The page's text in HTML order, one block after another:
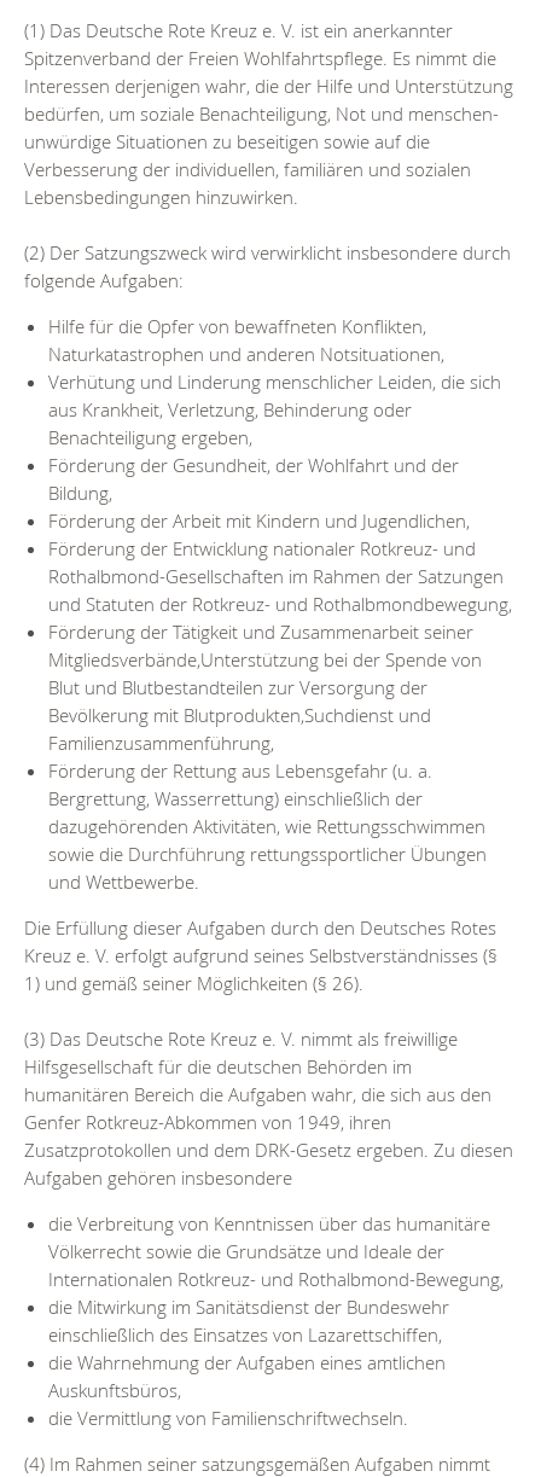
(1) Das Deutsche Rote Kreuz e. V. ist ein anerkannter
Spitzenverband der Freien Wohlfahrtspflege. Es nimmt die
Interessen derjenigen wahr, die der Hilfe und Unterstützung
bedürfen, um soziale Benachteiligung, Not und menschen-
unwürdige Situationen zu beseitigen sowie auf die
Verbesserung der individuellen, familiären und sozialen
Lebensbedingungen hinzuwirken.
(2) Der Satzungszweck wird verwirklicht insbesondere durch
folgende Aufgaben:
Hilfe für die Opfer von bewaffneten Konflikten,
Naturkatastrophen und anderen Notsituationen,
Verhütung und Linderung menschlicher Leiden, die sich
aus Krankheit, Verletzung, Behinderung oder
Benachteiligung ergeben,
Förderung der Gesundheit, der Wohlfahrt und der
Bildung,
Förderung der Arbeit mit Kindern und Jugendlichen,
Förderung der Entwicklung nationaler Rotkreuz- und
Rothalbmond-Gesellschaften im Rahmen der Satzungen
und Statuten der Rotkreuz- und Rothalbmondbewegung,
Förderung der Tätigkeit und Zusammenarbeit seiner
Mitgliedsverbände,Unterstützung bei der Spende von
Blut und Blutbestandteilen zur Versorgung der
Bevölkerung mit Blutprodukten,Suchdienst und
Familienzusammenführung,
Förderung der Rettung aus Lebensgefahr (u. a.
Bergrettung, Wasserrettung) einschließlich der
dazugehörenden Aktivitäten, wie Rettungsschwimmen
sowie die Durchführung rettungssportlicher Übungen
und Wettbewerbe.
Die Erfüllung dieser Aufgaben durch den Deutsches Rotes
Kreuz e. V. erfolgt aufgrund seines Selbstverständnisses (§
1) und gemäß seiner Möglichkeiten (§ 26).
(3) Das Deutsche Rote Kreuz e. V. nimmt als freiwillige
Hilfsgesellschaft für die deutschen Behörden im
humanitären Bereich die Aufgaben wahr, die sich aus den
Genfer Rotkreuz-Abkommen von 1949, ihren
Zusatzprotokollen und dem DRK-Gesetz ergeben. Zu diesen
Aufgaben gehören insbesondere
die Verbreitung von Kenntnissen über das humanitäre
Völkerrecht sowie die Grundsätze und Ideale der
Internationalen Rotkreuz- und Rothalbmond-Bewegung,
die Mitwirkung im Sanitätsdienst der Bundeswehr
einschließlich des Einsatzes von Lazarettschiffen,
die Wahrnehmung der Aufgaben eines amtlichen
Auskunftsbüros,
die Vermittlung von Familienschriftwechseln.
(4) Im Rahmen seiner satzungsgemäßen Aufgaben nimmt